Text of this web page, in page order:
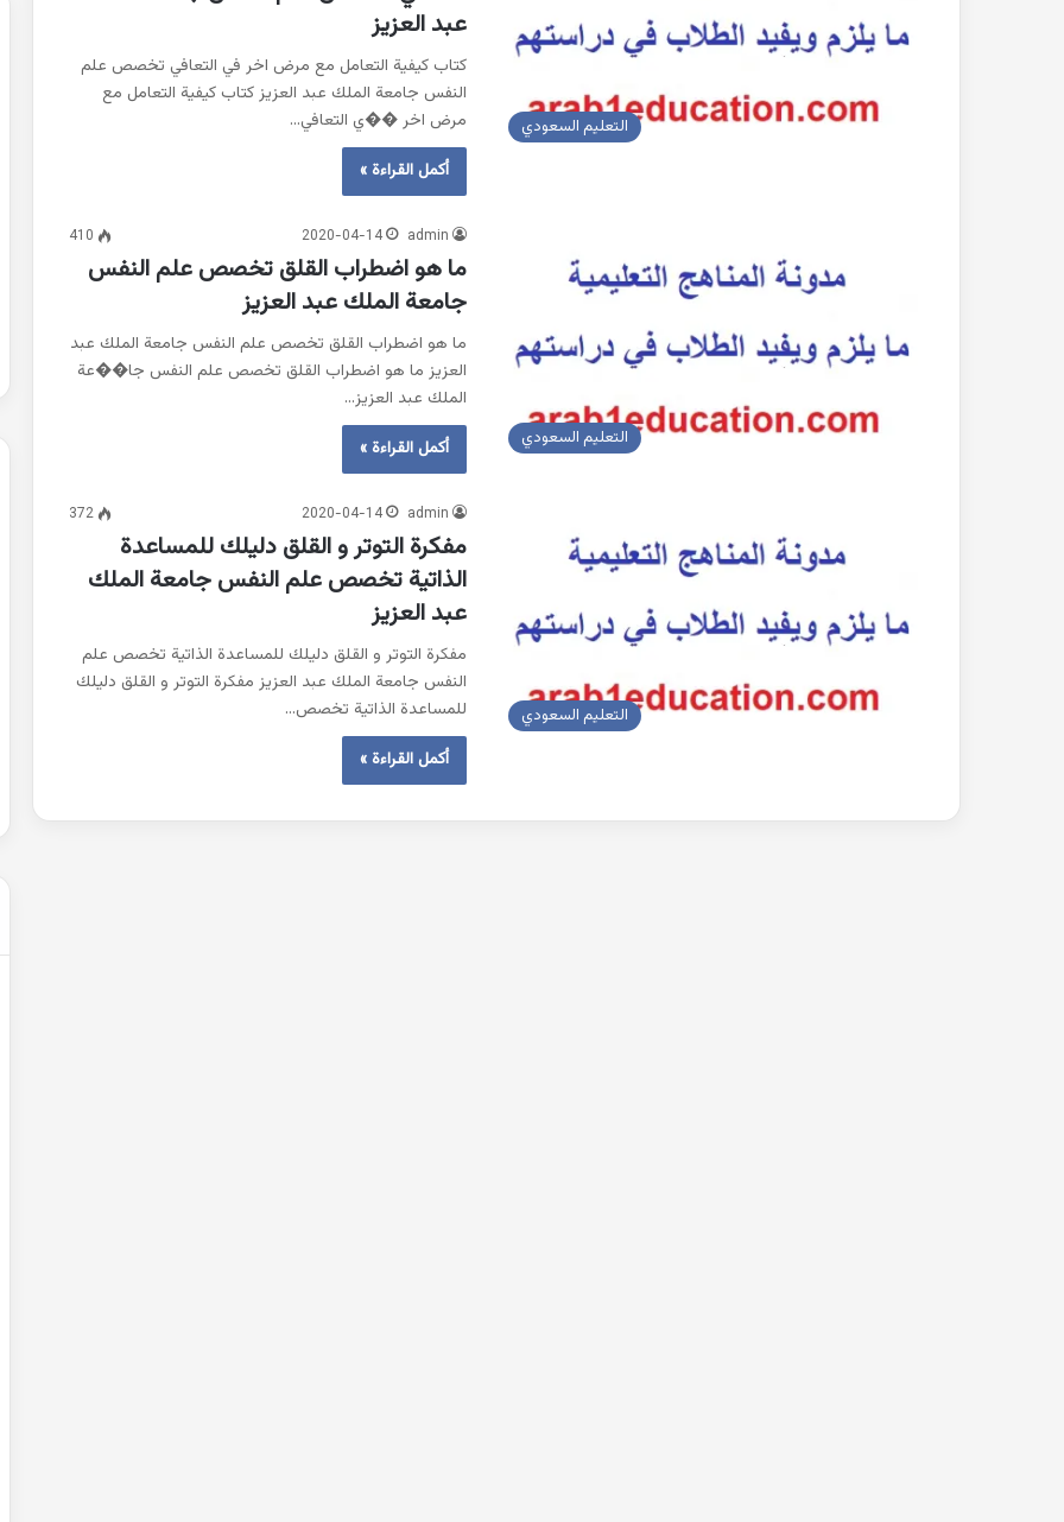
التعليم السعودي
عبد العزيز
كتاب كيفية التعامل مع مرض اخر في التعافي تخصص علم
النفس جامعة الملك عبد العزيز كتاب كيفية التعامل مع
مرض اخر ��ي التعافي…
أكمل القراءة »
التعليم السعودي
admin
2020-04-14
410
ما هو اضطراب القلق تخصص علم النفس
جامعة الملك عبد العزيز
ما هو اضطراب القلق تخصص علم النفس جامعة الملك عبد
العزيز ما هو اضطراب القلق تخصص علم النفس جا��عة
الملك عبد العزيز…
أكمل القراءة »
التعليم السعودي
admin
2020-04-14
372
مفكرة التوتر و القلق دليلك للمساعدة
الذاتية تخصص علم النفس جامعة الملك
عبد العزيز
مفكرة التوتر و القلق دليلك للمساعدة الذاتية تخصص علم
النفس جامعة الملك عبد العزيز مفكرة التوتر و القلق دليلك
للمساعدة الذاتية تخصص…
أكمل القراءة »
بحث
جاهز
عن
pdf
2022-10-26
بحث جاهز للطباعة عن التغيرات
حل
شهادة
2007
في
الرياضيات
2022-02-01